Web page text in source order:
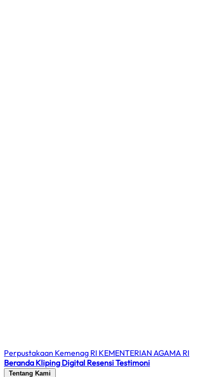
Perpustakaan Kemenag RI KEMENTERIAN AGAMA RI
Beranda Kliping Digital ResensiTestimoni
Tentang Kami